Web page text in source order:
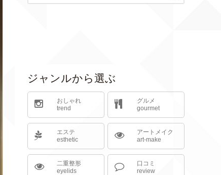
ジャンルから選ぶ
おしゃれ
trend
グルメ
gourmet
エステ
esthetic
アートメイク
art-make
二重整形
eyelids
口コミ
review